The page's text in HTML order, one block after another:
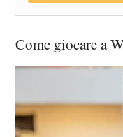
Come giocare a